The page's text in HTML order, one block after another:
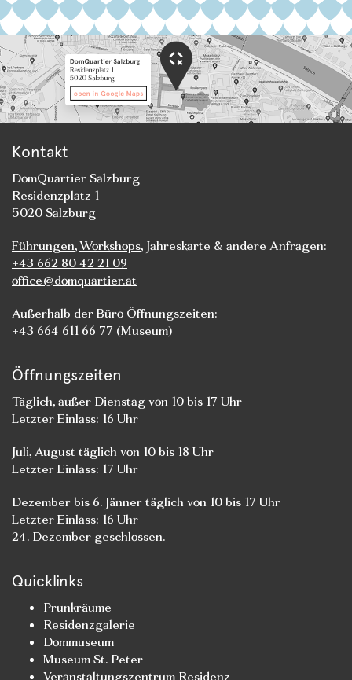
Kontakt
DomQuartier Salzburg
Residenzplatz 1
5020 Salzburg
Führungen,Workshops, Jahreskarte & andere Anfragen:
+43 662 80 42 21 09
office@domquartier.at
Außerhalb der Büro Öffnungszeiten:
+43 664 611 66 77 (Museum)
Öffnungszeiten
Täglich, außer Dienstag von 10 bis 17 Uhr
Letzter Einlass: 16 Uhr
Juli, August täglich von 10 bis 18 Uhr
Letzter Einlass: 17 Uhr
Dezember bis 6. Jänner täglich von 10 bis 17 Uhr
Letzter Einlass: 16 Uhr
24. Dezember geschlossen.
Quicklinks
Prunkräume
Residenzgalerie
Dommuseum
Museum St. Peter
Veranstaltungszentrum Residenz